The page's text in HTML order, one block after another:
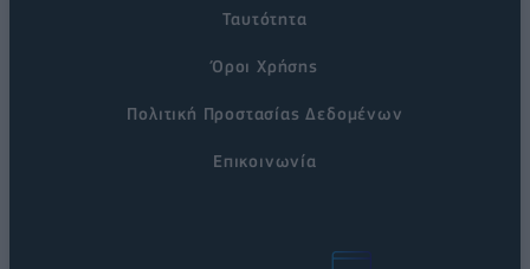
Ταυτότητα
Όροι Χρήσης
Πολιτική Προστασίας Δεδομένων
Επικοινωνία